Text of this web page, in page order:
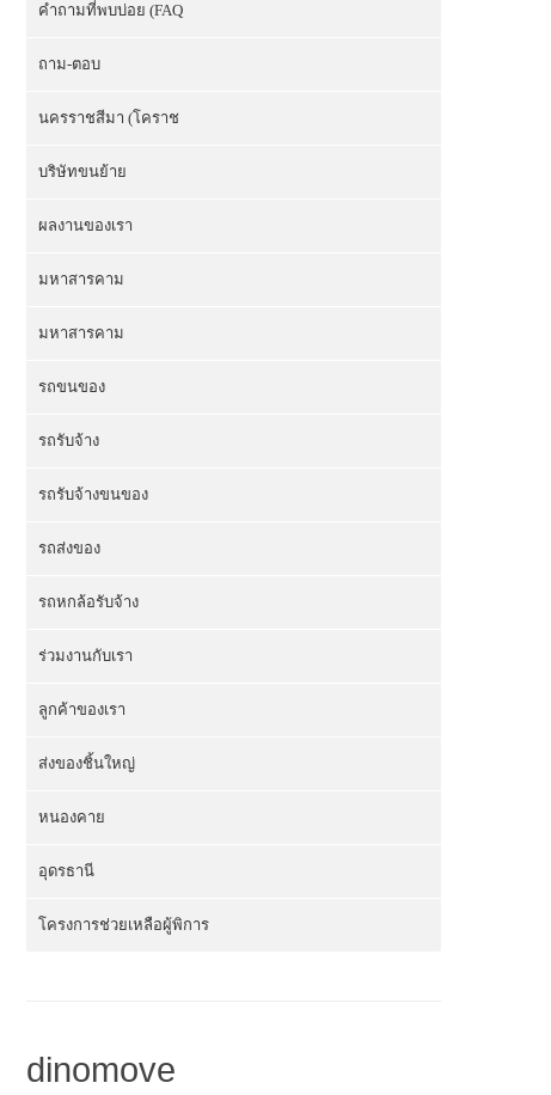
คำถามที่พบบ่อย (FAQ
ถาม-ตอบ
นครราชสีมา (โคราช
บริษัทขนย้าย
ผลงานของเรา
มหาสารคาม
มหาสารคาม
รถขนของ
รถรับจ้าง
รถรับจ้างขนของ
รถส่งของ
รถหกล้อรับจ้าง
ร่วมงานกับเรา
ลูกค้าของเรา
ส่งของชิ้นใหญ่
หนองคาย
อุดรธานี
โครงการช่วยเหลือผู้พิการ
dinomove